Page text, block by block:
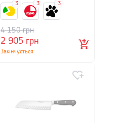
2 905 грн
4 150грн
Закінчується
3 3 3